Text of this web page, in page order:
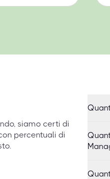
siamo certi di
percentuali di